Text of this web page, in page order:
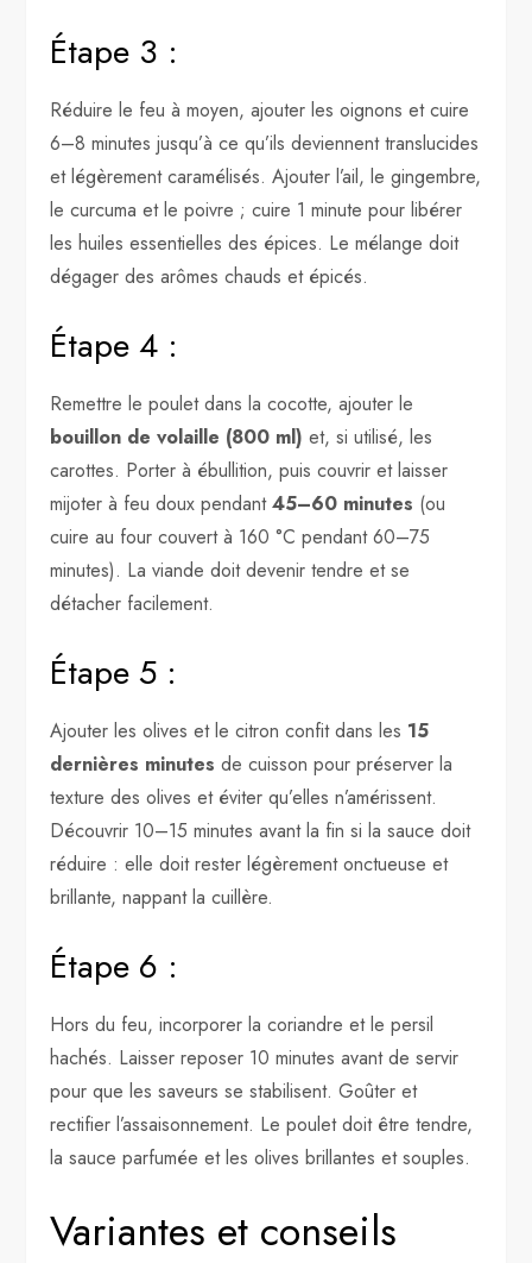
Étape 3 :
Réduire le feu à moyen, ajouter les oignons et cuire
6–8 minutes jusqu’à ce qu’ils deviennent translucides
et légèrement caramélisés. Ajouter l’ail, le gingembre,
le curcuma et le poivre ; cuire 1 minute pour libérer
les huiles essentielles des épices. Le mélange doit
dégager des arômes chauds et épicés.
Étape 4 :
Remettre le poulet dans la cocotte, ajouter le
bouillon de volaille (800 ml) et, si utilisé, les
carottes. Porter à ébullition, puis couvrir et laisser
mijoter à feu doux pendant45–60 minutes (ou
cuire au four couvert à 160 °C pendant 60–75
minutes). La viande doit devenir tendre et se
détacher facilement.
Étape 5 :
Ajouter les olives et le citron confit dans les 15
dernières minutes de cuisson pour préserver la
texture des olives et éviter qu’elles n’amérissent.
Découvrir 10–15 minutes avant la fin si la sauce doit
réduire : elle doit rester légèrement onctueuse et
brillante, nappant la cuillère.
Étape 6 :
Hors du feu, incorporer la coriandre et le persil
hachés. Laisser reposer 10 minutes avant de servir
pour que les saveurs se stabilisent. Goûter et
rectifier l’assaisonnement. Le poulet doit être tendre,
la sauce parfumée et les olives brillantes et souples.
Variantes et conseils